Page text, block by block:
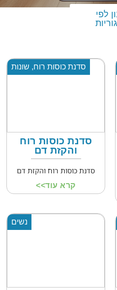
לפי
סדנת כוסות רוח, שונות
סדנת כוסות רוח
והקזת דם
סדנת כוסות רוח והקזת דם
קרא עוד>>
נשים